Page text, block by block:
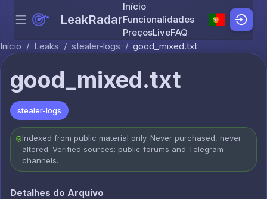
Skip to content
Menu LeakRadar
Início
Funcionalidades
PreçosLiveFAQ
Início / Leaks / stealer-logs / good_mixed.txt
good_mixed.txt
stealer-logs
Indexed from public material only. Never purchased, never
altered. Verified sources: public forums and Telegram
channels.
Detalhes do Arquivo